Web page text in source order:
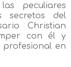
peculiares
secretos del
Christian
con él y
en